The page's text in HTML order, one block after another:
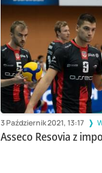
3 Październik 2021, 13:17
Asseco Resovia z